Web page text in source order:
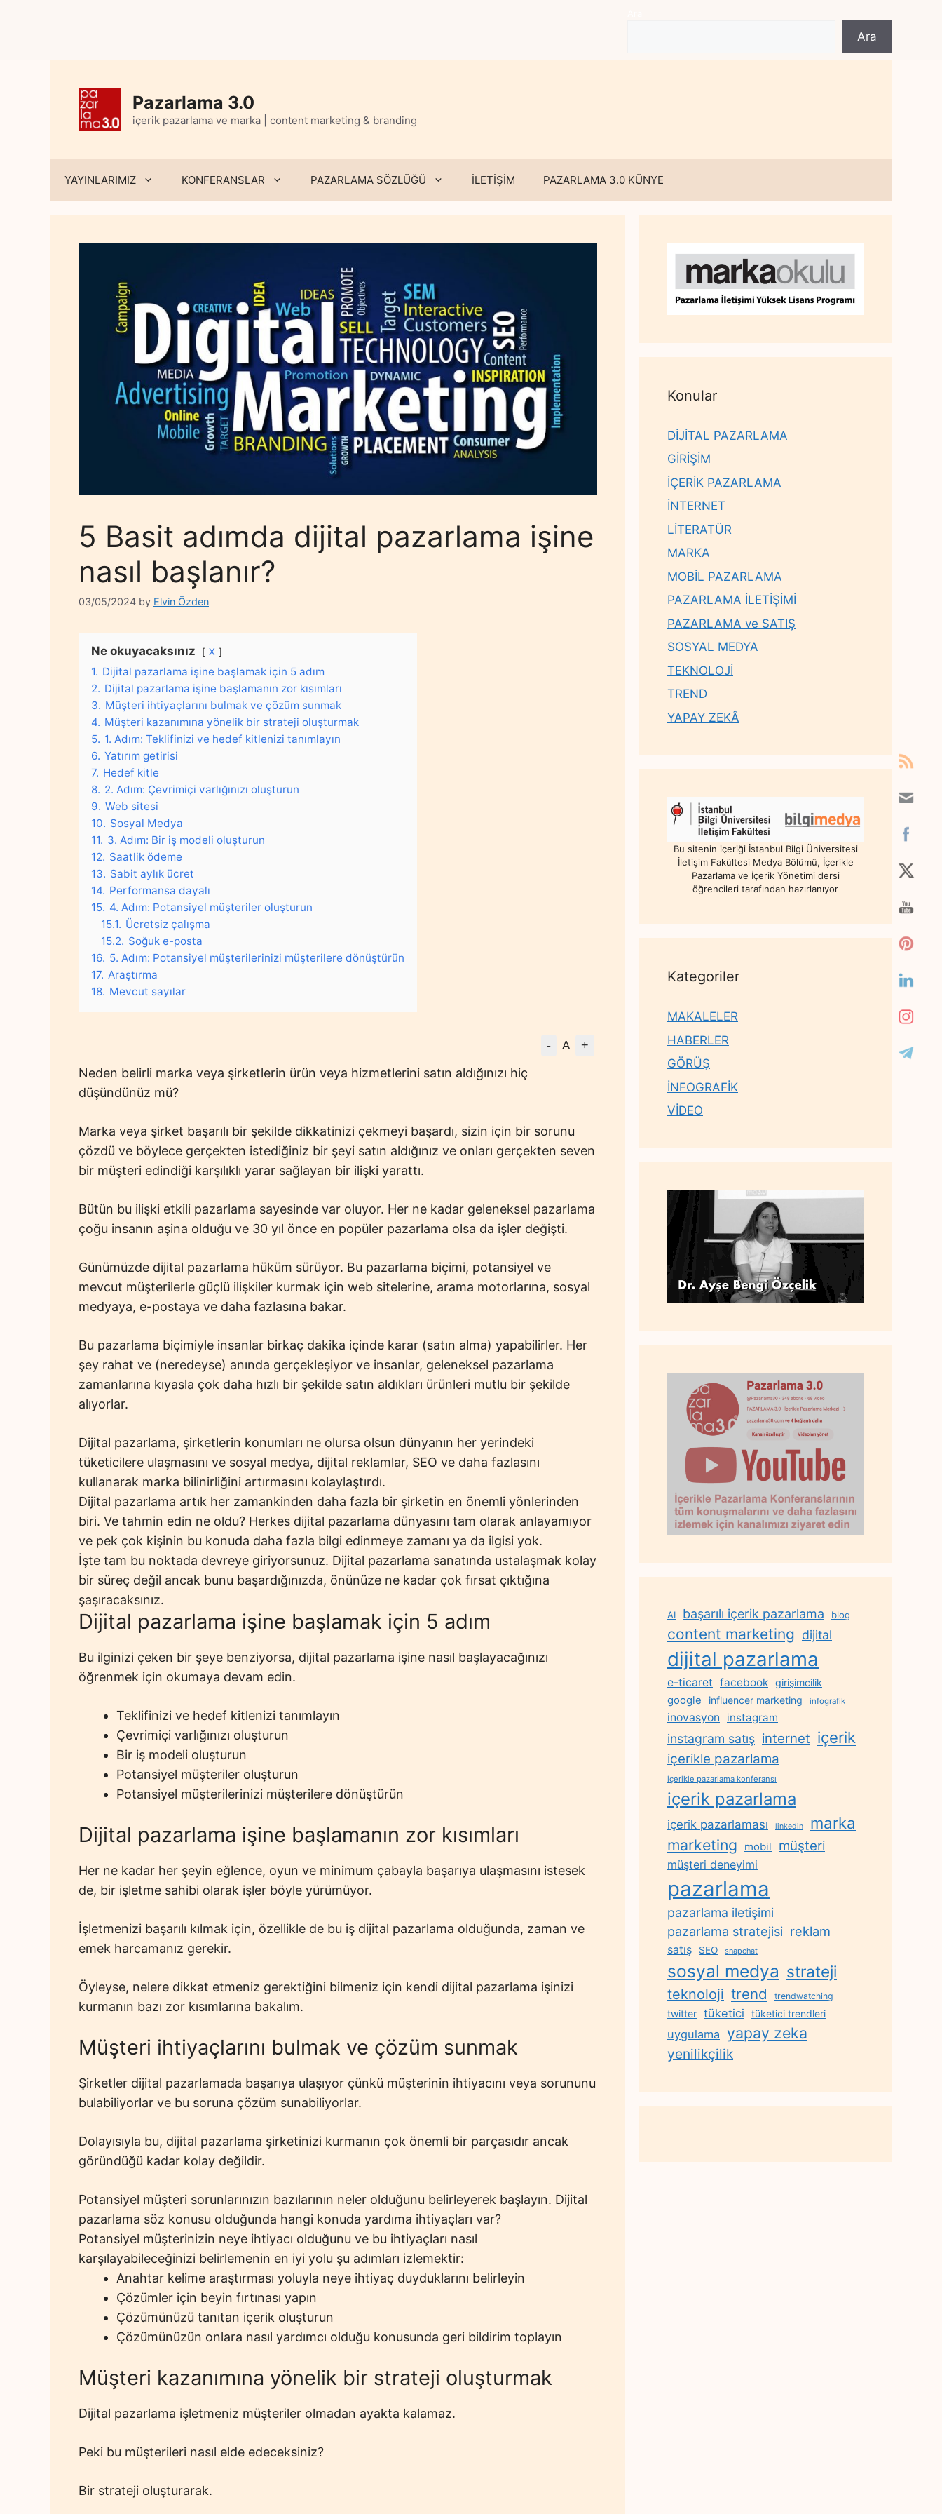
Ara
Pazarlama 3.0
içerik pazarlama ve marka | content marketing & branding
YAYINLARIMIZ KONFERANSLAR PAZARLAMA SÖZLÜĞÜ İLETİŞİM PAZARLAMA 3.0 KÜNYE
5 Basit adımda dijital pazarlama işine
nasıl başlanır?
03/05/2024 by Elvin Özden
Ne okuyacaksınız X
1. Dijital pazarlama işine başlamak için 5 adım
2. Dijital pazarlama işine başlamanın zor kısımları
3. Müşteri ihtiyaçlarını bulmak ve çözüm sunmak
4. Müşteri kazanımına yönelik bir strateji oluşturmak
5. 1. Adım: Teklifinizi ve hedef kitlenizi tanımlayın
6. Yatırım getirisi
7. Hedef kitle
8. 2. Adım: Çevrimiçi varlığınızı oluşturun
9. Web sitesi
10. Sosyal Medya
11. 3. Adım: Bir iş modeli oluşturun
12. Saatlik ödeme
13. Sabit aylık ücret
14. Performansa dayalı
15. 4. Adım: Potansiyel müşteriler oluşturun
15.1. Ücretsiz çalışma
15.2. Soğuk e-posta
16. 5. Adım: Potansiyel müşterilerinizi müşterilere dönüştürün
17. Araştırma
18. Mevcut sayılar
- A +
Neden belirli marka veya şirketlerin ürün veya hizmetlerini satın aldığınızı hiç
düşündünüz mü?
Marka veya şirket başarılı bir şekilde dikkatinizi çekmeyi başardı, sizin için bir sorunu
çözdü ve böylece gerçekten istediğiniz bir şeyi satın aldığınız ve onları gerçekten seven
bir müşteri edindiği karşılıklı yarar sağlayan bir ilişki yarattı.
Bütün bu ilişki etkili pazarlama sayesinde var oluyor. Her ne kadar geleneksel pazarlama
çoğu insanın aşina olduğu ve 30 yıl önce en popüler pazarlama olsa da işler değişti.
Günümüzde dijital pazarlama hüküm sürüyor. Bu pazarlama biçimi, potansiyel ve
mevcut müşterilerle güçlü ilişkiler kurmak için web sitelerine, arama motorlarına, sosyal
medyaya, e-postaya ve daha fazlasına bakar.
Bu pazarlama biçimiyle insanlar birkaç dakika içinde karar (satın alma) yapabilirler. Her
şey rahat ve (neredeyse) anında gerçekleşiyor ve insanlar, geleneksel pazarlama
zamanlarına kıyasla çok daha hızlı bir şekilde satın aldıkları ürünleri mutlu bir şekilde
alıyorlar.
Dijital pazarlama, şirketlerin konumları ne olursa olsun dünyanın her yerindeki
tüketicilere ulaşmasını ve sosyal medya, dijital reklamlar, SEO ve daha fazlasını
kullanarak marka bilinirliğini artırmasını kolaylaştırdı.
Dijital pazarlama artık her zamankinden daha fazla bir şirketin en önemli yönlerinden
biri. Ve tahmin edin ne oldu? Herkes dijital pazarlama dünyasını tam olarak anlayamıyor
ve pek çok kişinin bu konuda daha fazla bilgi edinmeye zamanı ya da ilgisi yok.
İşte tam bu noktada devreye giriyorsunuz. Dijital pazarlama sanatında ustalaşmak kolay
bir süreç değil ancak bunu başardığınızda, önünüze ne kadar çok fırsat çıktığına
şaşıracaksınız.
Dijital pazarlama işine başlamak için 5 adım
Bu ilginizi çeken bir şeye benziyorsa, dijital pazarlama işine nasıl başlayacağınızı
öğrenmek için okumaya devam edin.
Teklifinizi ve hedef kitlenizi tanımlayın
Çevrimiçi varlığınızı oluşturun
Bir iş modeli oluşturun
Potansiyel müşteriler oluşturun
Potansiyel müşterilerinizi müşterilere dönüştürün
Dijital pazarlama işine başlamanın zor kısımları
Her ne kadar her şeyin eğlence, oyun ve minimum çabayla başarıya ulaşmasını istesek
de, bir işletme sahibi olarak işler böyle yürümüyor.
İşletmenizi başarılı kılmak için, özellikle de bu iş dijital pazarlama olduğunda, zaman ve
emek harcamanız gerekir.
Öyleyse, nelere dikkat etmeniz gerektiğini bilmeniz için kendi dijital pazarlama işinizi
kurmanın bazı zor kısımlarına bakalım.
Müşteri ihtiyaçlarını bulmak ve çözüm sunmak
Şirketler dijital pazarlamada başarıya ulaşıyor çünkü müşterinin ihtiyacını veya sorununu
bulabiliyorlar ve bu soruna çözüm sunabiliyorlar.
Dolayısıyla bu, dijital pazarlama şirketinizi kurmanın çok önemli bir parçasıdır ancak
göründüğü kadar kolay değildir.
Potansiyel müşteri sorunlarınızın bazılarının neler olduğunu belirleyerek başlayın. Dijital
pazarlama söz konusu olduğunda hangi konuda yardıma ihtiyaçları var?
Potansiyel müşterinizin neye ihtiyacı olduğunu ve bu ihtiyaçları nasıl
karşılayabileceğinizi belirlemenin en iyi yolu şu adımları izlemektir:
Anahtar kelime araştırması yoluyla neye ihtiyaç duyduklarını belirleyin
Çözümler için beyin fırtınası yapın
Çözümünüzü tanıtan içerik oluşturun
Çözümünüzün onlara nasıl yardımcı olduğu konusunda geri bildirim toplayın
Müşteri kazanımına yönelik bir strateji oluşturmak
Dijital pazarlama işletmeniz müşteriler olmadan ayakta kalamaz.
Peki bu müşterileri nasıl elde edeceksiniz?
Bir strateji oluşturarak.
Konular
DİJİTAL PAZARLAMA
GİRİŞİM
İÇERİK PAZARLAMA
İNTERNET
LİTERATÜR
MARKA
MOBİL PAZARLAMA
PAZARLAMA İLETİŞİMİ
PAZARLAMA ve SATIŞ
SOSYAL MEDYA
TEKNOLOJİ
TREND
YAPAY ZEKÂ
Bu sitenin içeriği İstanbul Bilgi Üniversitesi
İletişim Fakültesi Medya Bölümü, İçerikle
Pazarlama ve İçerik Yönetimi dersi
öğrencileri tarafından hazırlanıyor
Kategoriler
MAKALELER
HABERLER
GÖRÜŞ
İNFOGRAFİK
VİDEO
AI başarılı içerik pazarlama blog
content marketing dijital
dijital pazarlama
e-ticaret facebook girişimcilik
google influencer marketing infografik
inovasyon instagram
instagram satış internet içerik
içerikle pazarlama
içerikle pazarlama konferansı
içerik pazarlama
içerik pazarlaması linkedin marka
marketing mobil müşteri
müşteri deneyimi
pazarlama
pazarlama iletişimi
pazarlama stratejisi reklam
satış SEO snapchat
sosyal medya strateji
teknoloji trend trendwatching
twitter tüketici tüketici trendleri
uygulama yapay zeka
yenilikçilik